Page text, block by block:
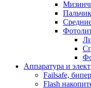
Аппаратура и
Failsafe,
Flash